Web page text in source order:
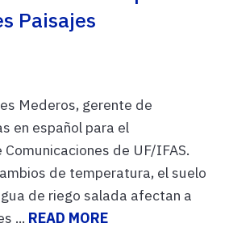
Paisajes
Mederos, gerente de
en español para el
de UF/IFAS.
de temperatura, el suelo
de riego salada afectan a
... READ MORE